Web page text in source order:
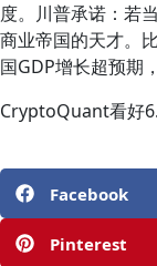
度。川普承诺：若
商业帝国的天才。
国GDP增长超预期
CryptoQuant看好
Facebook
Pinterest